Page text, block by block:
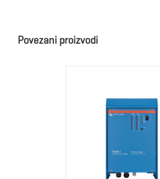
Povezani proizvodi